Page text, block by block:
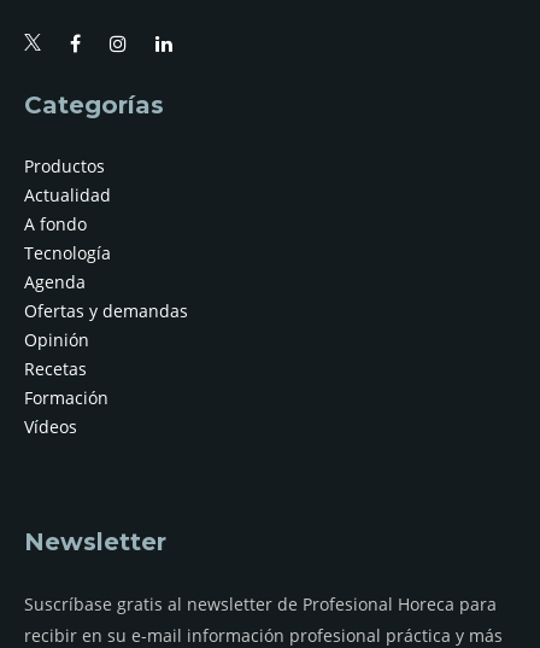
Categorías
Productos
Actualidad
A fondo
Tecnología
Agenda
Ofertas y demandas
Opinión
Recetas
Formación
Vídeos
Newsletter
Suscríbase gratis al newsletter de Profesional Horeca para
recibir en su e-mail información profesional práctica y más